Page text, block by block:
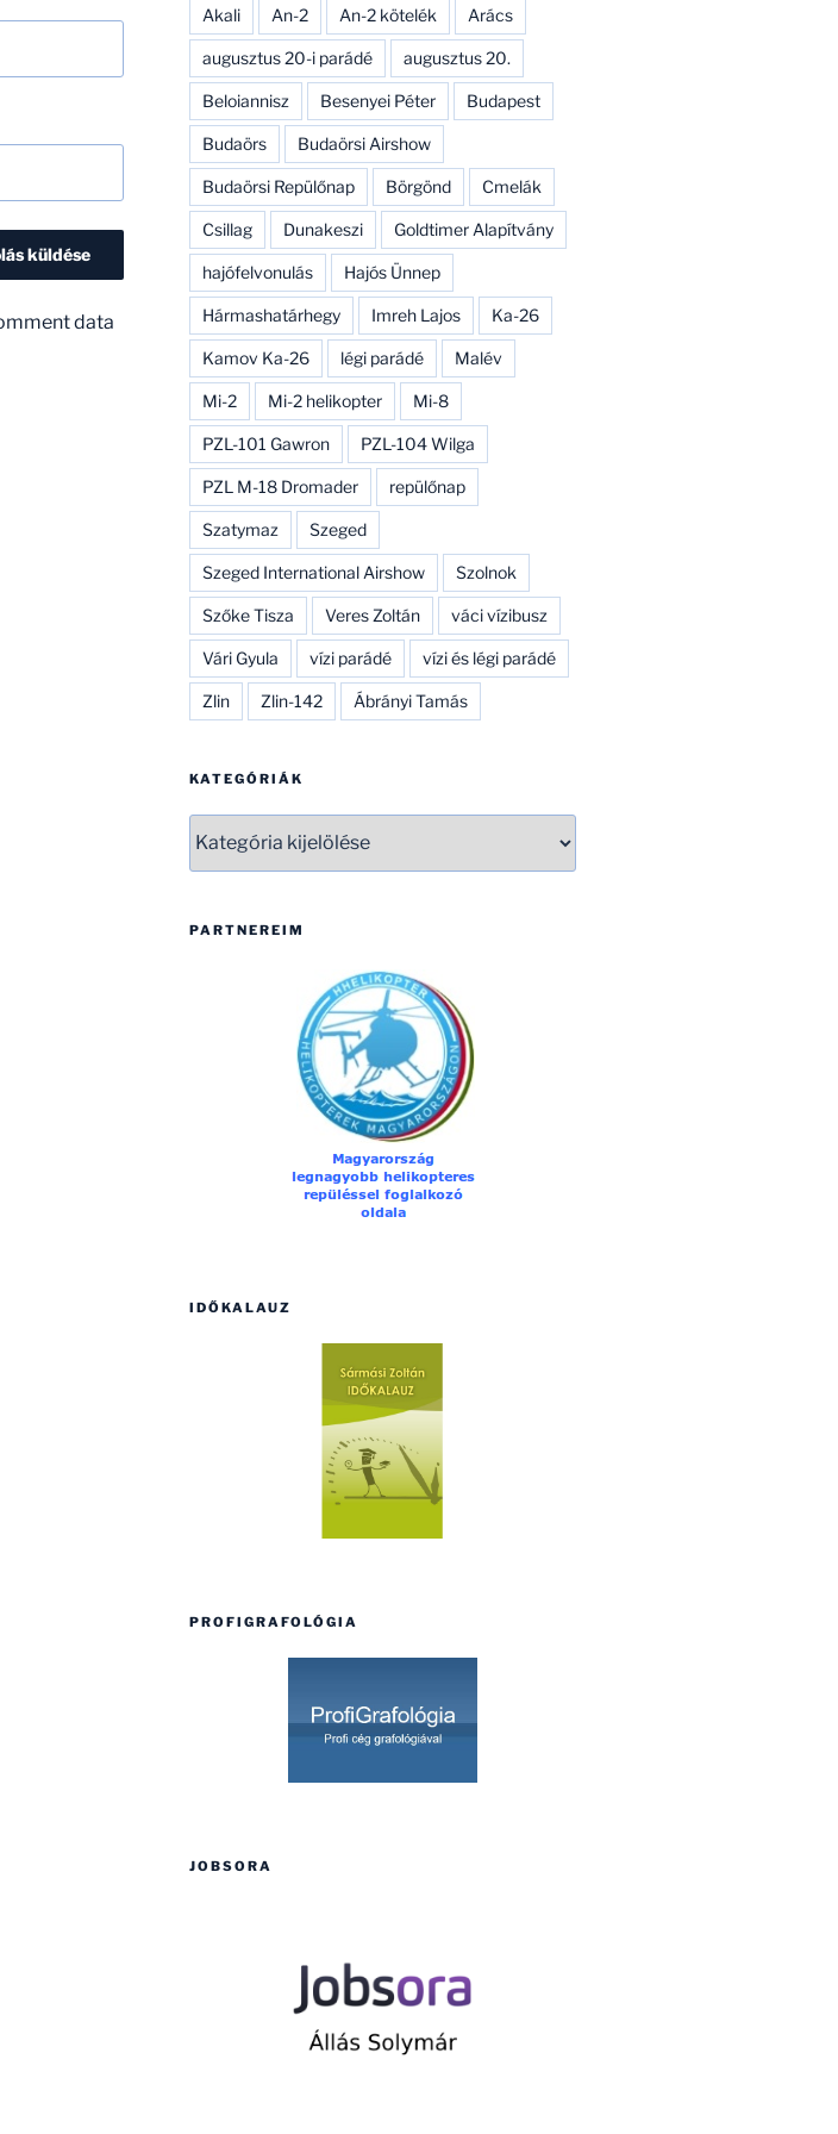
data
Akali An-2 An-2 kötelék Arács
augusztus 20-i parádé augusztus 20.
Beloiannisz Besenyei Péter Budapest
Budaörs Budaörsi Airshow
Budaörsi Repülőnap Börgönd Cmelák
Csillag Dunakeszi Goldtimer Alapítvány
hajófelvonulás Hajós Ünnep
Hármashatárhegy Imreh Lajos Ka-26
Kamov Ka-26 légi parádé Malév
Mi-2 Mi-2 helikopter Mi-8
PZL-101 Gawron PZL-104 Wilga
PZL M-18 Dromader repülőnap
Szatymaz Szeged
Szeged International Airshow Szolnok
Szőke Tisza Veres Zoltán váci vízibusz
Vári Gyula vízi parádé vízi és légi parádé
Zlin Zlin-142 Ábrányi Tamás
KATEGÓRIÁK
PARTNEREIM
IDŐKALAUZ
PROFIGRAFOLÓGIA
JOBSORA